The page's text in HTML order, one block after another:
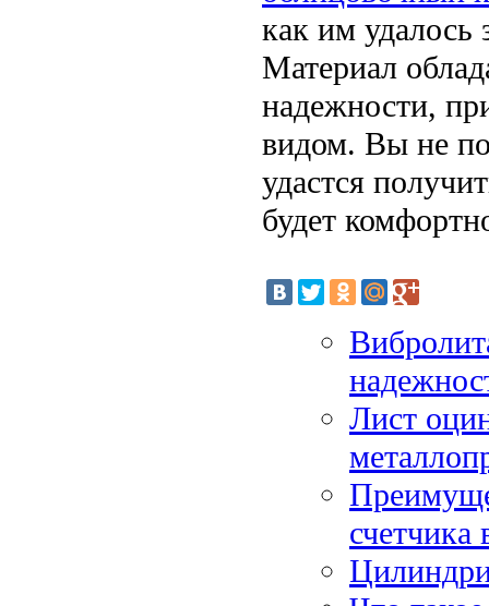
как им удалось
Материал
надежности,
видом. Вы не
удастся
будет
Лист
счетчика